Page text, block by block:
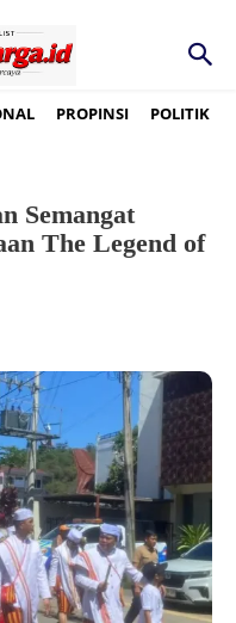
PROPINSI POLITIK
Semangat
The Legend of